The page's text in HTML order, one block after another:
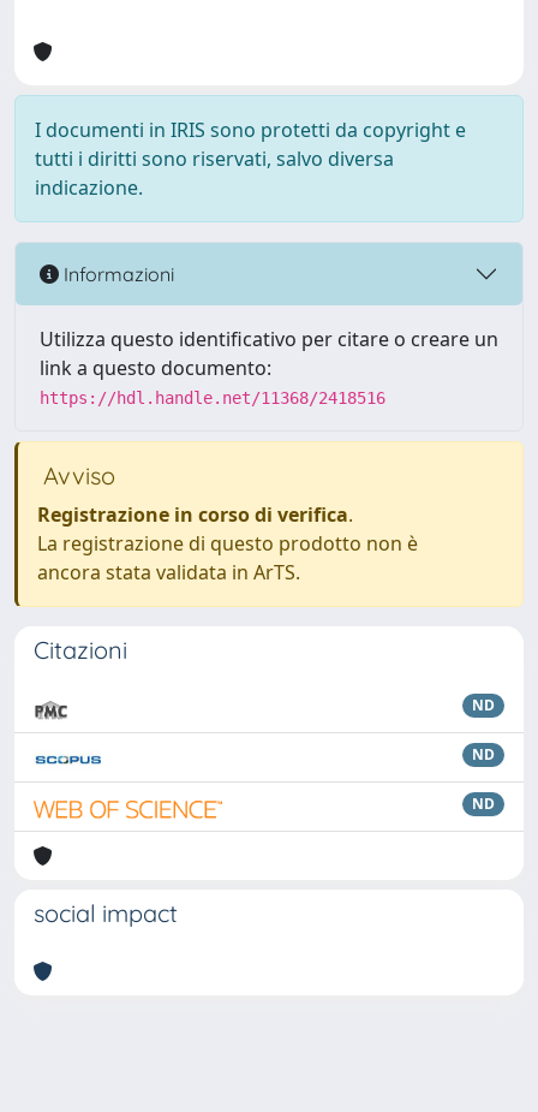
I documenti in IRIS sono protetti da copyright e
tutti i diritti sono riservati, salvo diversa
indicazione.
Informazioni
Utilizza questo identificativo per citare o creare un
link a questo documento:
https://hdl.handle.net/11368/2418516
Avviso
Registrazione in corso di verifica.
La registrazione di questo prodotto non è
ancora stata validata in ArTS.
Citazioni
ND
ND
ND
social impact